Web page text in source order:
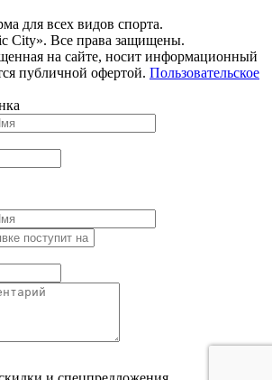
для всех видов спорта.
City». Все права защищены.
на сайте, носит информационный
публичной офертой. Пользовательское